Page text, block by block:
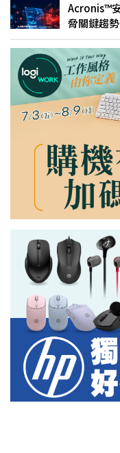
Acronis™